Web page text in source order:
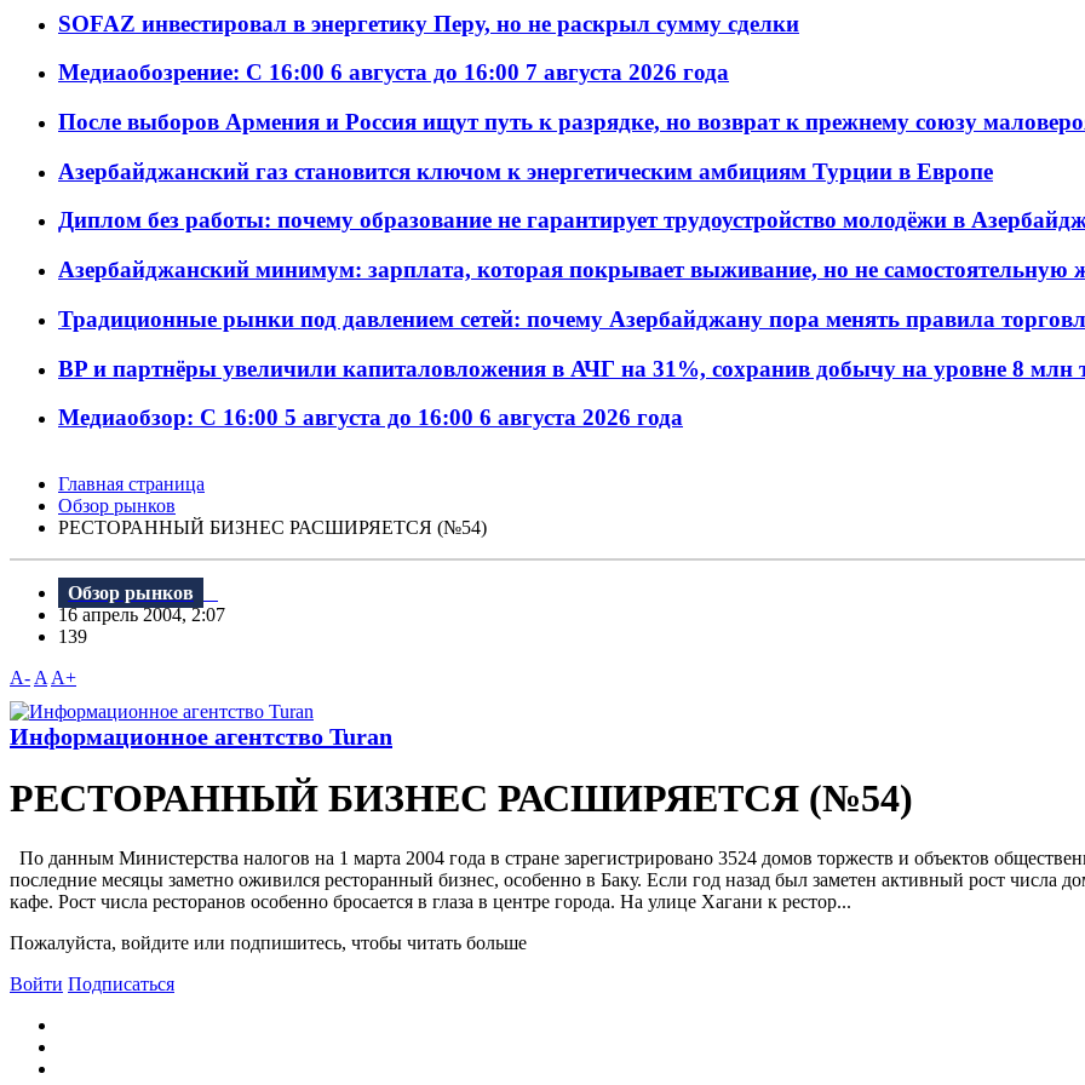
SOFAZ инвестировал в энергетику Перу, но не раскрыл сумму сделки
Медиаобозрение: С 16:00 6 августа до 16:00 7 августа 2026 года
После выборов Армения и Россия ищут путь к разрядке, но возврат к прежнему союзу
Азербайджанский газ становится ключом к энергетическим амбициям Турции в Европе
Диплом без работы: почему образование не гарантирует трудоустройство молодёжи в
Азербайджанский минимум: зарплата, которая покрывает выживание, но не самостоятельную
Традиционные рынки под давлением сетей: почему Азербайджану пора менять правила
BP и партнёры увеличили капиталовложения в АЧГ на 31%, сохранив добычу на уровне 8 млн
Медиаобзор: С 16:00 5 августа до 16:00 6 августа 2026 года
Главная страница
Обзор рынков
РЕСТОРАННЫЙ БИЗНЕС РАСШИРЯЕТСЯ (№54)
Обзор рынков
16 апрель 2004, 2:07
139
A- A A+
Информационное агентство Turan
РЕСТОРАННЫЙ БИЗНЕС РАСШИРЯЕТСЯ (№54)
По данным Министерства налогов на 1 марта 2004 года в стране зарегистрировано 3524 домов торжеств и объектов
последние месяцы заметно оживился ресторанный бизнес, особенно в Баку. Если год назад был заметен активный рост числа
кафе. Рост числа ресторанов особенно бросается в глаза в центре города. На улице Хагани к рестор...
Пожалуйста, войдите или подпишитесь, чтобы читать больше
Войти Подписаться